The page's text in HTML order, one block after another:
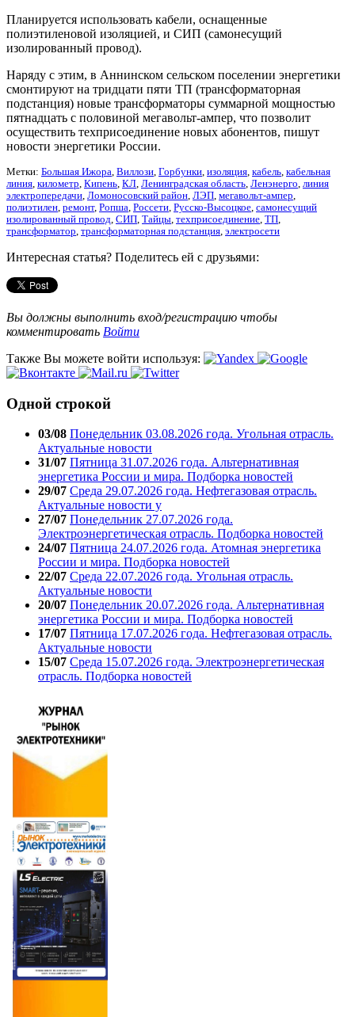
Планируется использовать кабели, оснащенные
полиэтиленовой изоляцией, и СИП (самонесущий
изолированный провод).
Наряду с этим, в Аннинском сельском поселении энергетики
смонтируют на тридцати пяти ТП (трансформаторная
подстанция) новые трансформаторы суммарной мощностью
пятнадцать с половиной мегавольт-ампер, что позволит
осуществить техприсоединение новых абонентов, пишут
новости энергетики России.
Метки: Большая Ижора, Виллози, Горбунки, изоляция, кабель, кабельная
линия, километр, Кипень, КЛ, Ленинградская область, Ленэнерго, линия
электропередачи, Ломоносовский район, ЛЭП, мегавольт-ампер,
полиэтилен, ремонт, Ропша, Россети, Русско-Высоцкое, самонесущий
изолированный провод, СИП, Тайцы, техприсоединение, ТП,
трансформатор, трансформаторная подстанция, электросети
Интересная статья? Поделитесь ей с друзьями:
Вы должны выполнить вход/регистрацию чтобы
комментировать Войти
Также Вы можете войти используя:
Одной строкой
03/08 Понедельник 03.08.2026 года. Угольная отрасль.
Актуальные новости
31/07 Пятница 31.07.2026 года. Альтернативная
энергетика России и мира. Подборка новостей
29/07 Среда 29.07.2026 года. Нефтегазовая отрасль.
Актуальные новости у
27/07 Понедельник 27.07.2026 года.
Электроэнергетическая отрасль. Подборка новостей
24/07 Пятница 24.07.2026 года. Атомная энергетика
России и мира. Подборка новостей
22/07 Среда 22.07.2026 года. Угольная отрасль.
Актуальные новости
20/07 Понедельник 20.07.2026 года. Альтернативная
энергетика России и мира. Подборка новостей
17/07 Пятница 17.07.2026 года. Нефтегазовая отрасль.
Актуальные новости
15/07 Среда 15.07.2026 года. Электроэнергетическая
отрасль. Подборка новостей